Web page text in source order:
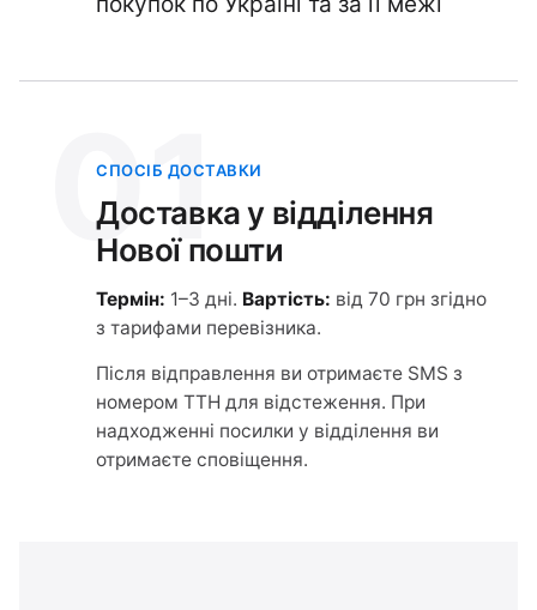
01
СПОСІБ ДОСТАВКИ
Доставка у відділення
Нової пошти
Термін: 1–3 дні. Вартість: від 70 грн згідно
з тарифами перевізника.
Після відправлення ви отримаєте SMS з
номером ТТН для відстеження. При
надходженні посилки у відділення ви
отримаєте сповіщення.